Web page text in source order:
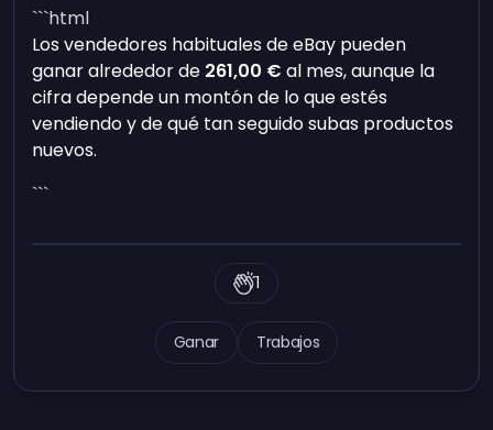
```html
Los vendedores habituales de eBay pueden
ganar alrededor de 261,00 € al mes, aunque la
cifra depende un montón de lo que estés
vendiendo y de qué tan seguido subas productos
nuevos.
```
Ganar Trabajos
1